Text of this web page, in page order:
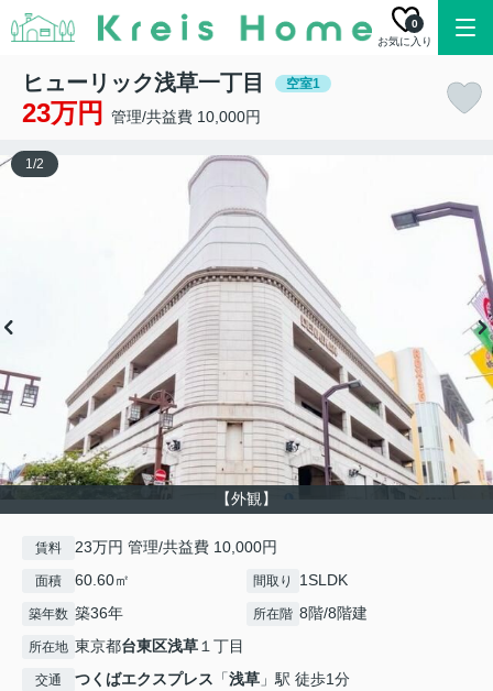
お気に入り
0
ヒューリック浅草一丁目 空室1
23万円 管理/共益費 10,000円
【外観】
1/2
賃料 23万円 管理/共益費 10,000円
面積 60.60㎡ 間取り 1SLDK
築年数 築36年 所在階 8階/8階建
所在地 東京都台東区浅草１丁目
交通 つくばエクスプレス 「浅草 」駅 徒歩1分